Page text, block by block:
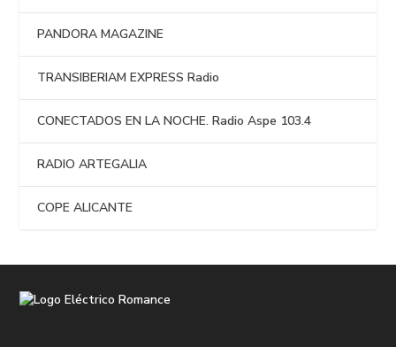
PANDORA MAGAZINE
TRANSIBERIAM EXPRESS Radio
CONECTADOS EN LA NOCHE. Radio Aspe 103.4
RADIO ARTEGALIA
COPE ALICANTE